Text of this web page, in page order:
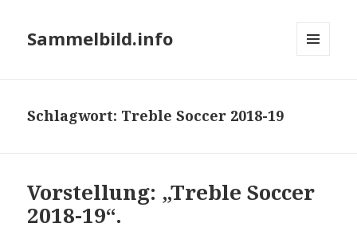
Sammelbild.info
Schlagwort: Treble Soccer 2018-19
Vorstellung: „Treble Soccer
2018-19“.